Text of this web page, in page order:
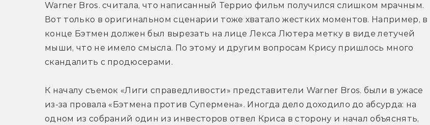
Warner Bros. считала, что написанный Террио фильм получился слишком мрачным.
Вот только в оригинальном сценарии тоже хватало жестких моментов. Например, в
конце Бэтмен должен был вырезать на лице Лекса Лютера метку в виде летучей
мыши, что не имело смысла. По этому и другим вопросам Крису пришлось много
скандалить с продюсерами.
К началу съемок «Лиги справедливости» представители Warner Bros. были в ужасе
из-за провала «Бэтмена против Супермена». Иногда дело доходило до абсурда: на
одном из собраний один из инвесторов отвел Криса в сторону и начал объяснять,